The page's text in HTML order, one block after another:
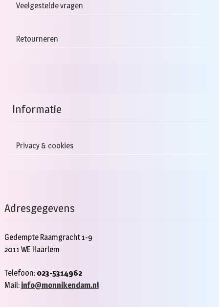
Veelgestelde vragen
Retourneren
Informatie
Privacy & cookies
Adresgegevens
Gedempte Raamgracht 1-9
2011 WE Haarlem
Telefoon: 023-5314962
Mail: info@monnikendam.nl